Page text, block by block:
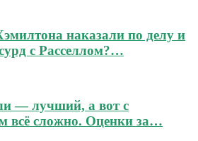
наказали по делу и
с Расселлом?…
— лучший, а вот с
всё сложно. Оценки за…